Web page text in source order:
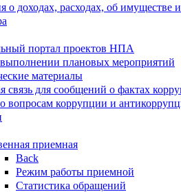
о доходах, расходах, об имуществе
портал проектов НПА
плановых мероприятий
материалы
связь для сообщений о фактах
вопросам коррупции и
приемная
Back
Режим работы приемной
Статистика обращений